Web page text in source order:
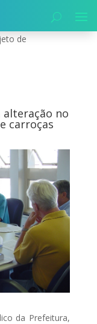
Reunião
de
alteração no
carroças
da Prefeitura,